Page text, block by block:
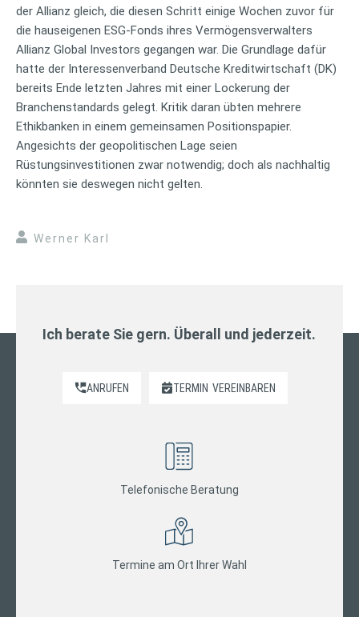
der Allianz gleich, die diesen Schritt einige Wochen zuvor für
die hauseigenen ESG-Fonds ihres Vermögensverwalters
Allianz Global Investors gegangen war. Die Grundlage dafür
hatte der Interessenverband Deutsche Kreditwirtschaft (DK)
bereits Ende letzten Jahres mit einer Lockerung der
Branchenstandards gelegt. Kritik daran übten mehrere
Ethikbanken in einem gemeinsamen Positionspapier.
Angesichts der geopolitischen Lage seien
Rüstungsinvestitionen zwar notwendig; doch als nachhaltig
könnten sie deswegen nicht gelten.
Werner Karl
Ich berate Sie gern. Überall und jederzeit.
ANRUFEN TERMIN VEREINBAREN
Telefonische Beratung
Termine am Ort Ihrer Wahl